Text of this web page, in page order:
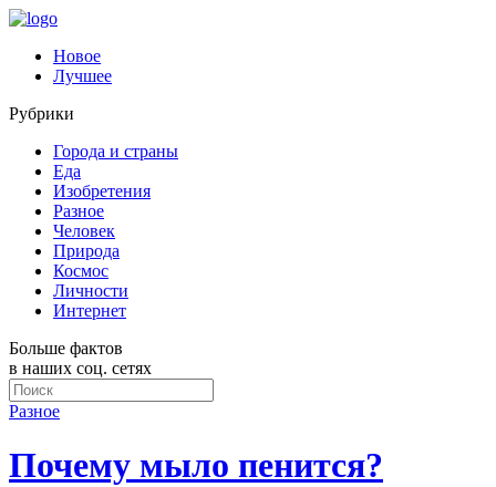
Новое
Лучшее
Рубрики
Города и страны
Еда
Изобретения
Разное
Человек
Природа
Космос
Личности
Интернет
Больше фактов
в наших соц. сетях
Разное
Почему мыло пенится?